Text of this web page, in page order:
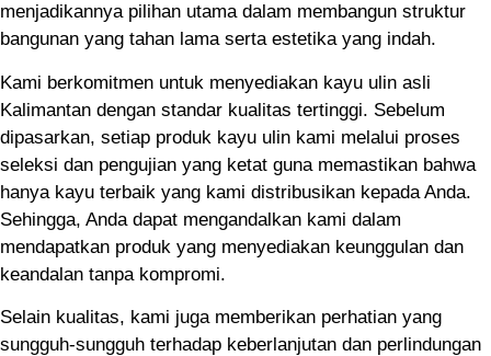
menjadikannya pilihan utama dalam membangun struktur
bangunan yang tahan lama serta estetika yang indah.
Kami berkomitmen untuk menyediakan kayu ulin asli
Kalimantan dengan standar kualitas tertinggi. Sebelum
dipasarkan, setiap produk kayu ulin kami melalui proses
seleksi dan pengujian yang ketat guna memastikan bahwa
hanya kayu terbaik yang kami distribusikan kepada Anda.
Sehingga, Anda dapat mengandalkan kami dalam
mendapatkan produk yang menyediakan keunggulan dan
keandalan tanpa kompromi.
Selain kualitas, kami juga memberikan perhatian yang
sungguh-sungguh terhadap keberlanjutan dan perlindungan